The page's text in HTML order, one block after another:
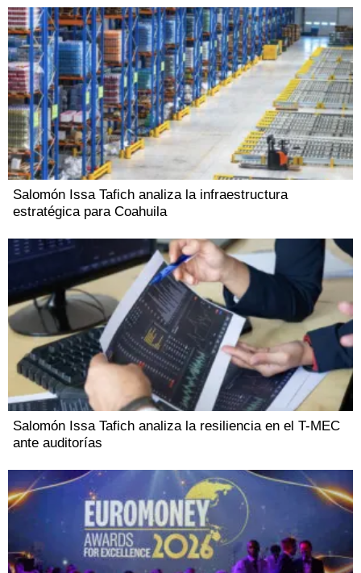
Salomón Issa Tafich analiza la infraestructura
estratégica para Coahuila
Salomón Issa Tafich analiza la resiliencia en el T-MEC
ante auditorías